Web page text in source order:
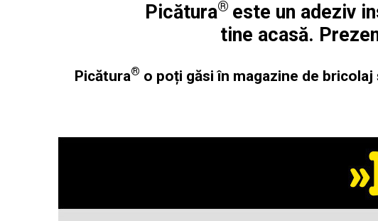
Picătura® este un adeziv
tine acasă.
Picătura® o poți găsi în magazine de